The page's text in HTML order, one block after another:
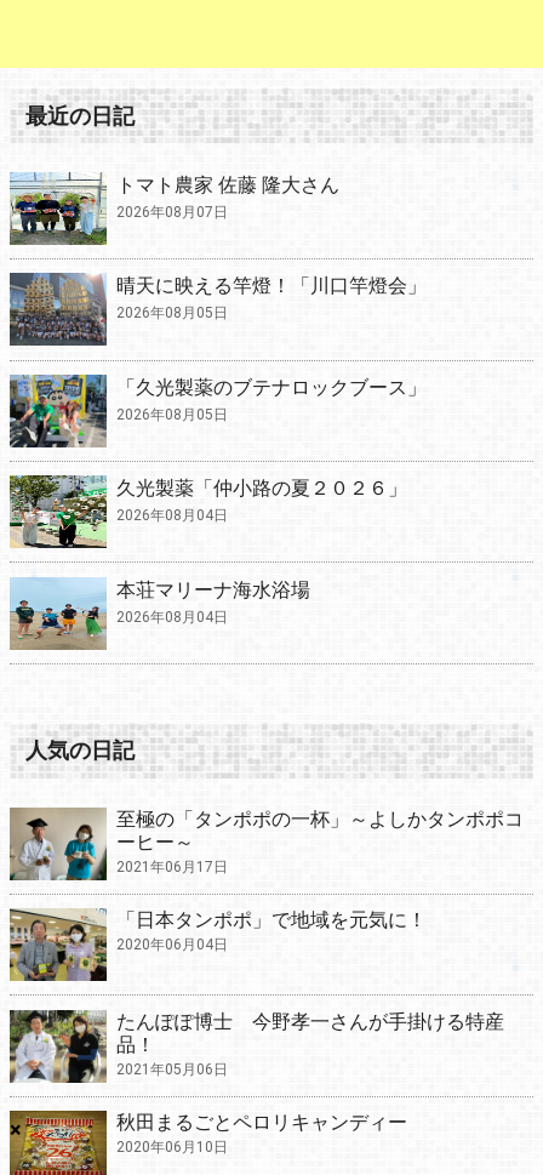
×
最近の日記
トマト農家 佐藤 隆大さん
2026年08月07日
晴天に映える竿燈！「川口竿燈会」
2026年08月05日
「久光製薬のブテナロックブース」
2026年08月05日
久光製薬「仲小路の夏２０２６」
2026年08月04日
本荘マリーナ海水浴場
2026年08月04日
人気の日記
至極の「タンポポの一杯」～よしかタンポポコ
ーヒー～
2021年06月17日
「日本タンポポ」で地域を元気に！
2020年06月04日
たんぽぽ博士 今野孝一さんが手掛ける特産
品！
2021年05月06日
秋田まるごとペロリキャンディー
2020年06月10日